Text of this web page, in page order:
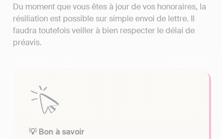
Du moment que vous êtes à jour de vos honoraires, la
résiliation est possible sur simple envoi de lettre. Il
faudra toutefois veiller à bien respecter le délai de
préavis.
💡 Bon à savoir